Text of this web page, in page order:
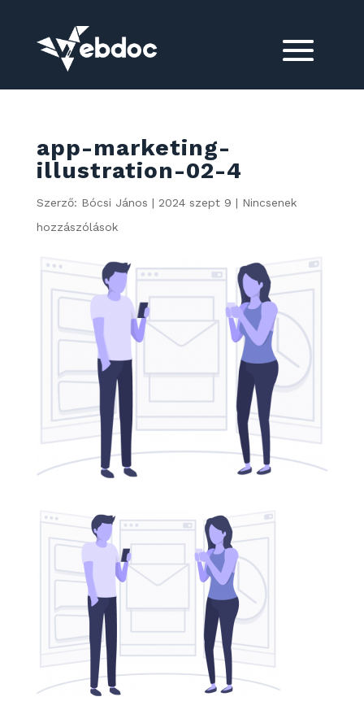
app-marketing-
illustration-02-4
Szerző: Bócsi János | 2024 szept 9 | Nincsenek
hozzászólások